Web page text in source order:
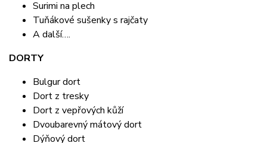
Surimi na plech
Tuňákové sušenky s rajčaty
A další….
DORTY
Bulgur dort
Dort z tresky
Dort z vepřových kůží
Dvoubarevný mátový dort
Dýňový dort